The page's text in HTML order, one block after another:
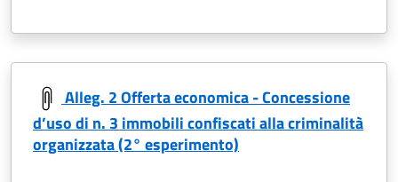
Alleg. 2 Offerta economica - Concessione
d’uso di n. 3 immobili confiscati alla criminalità
organizzata (2° esperimento)